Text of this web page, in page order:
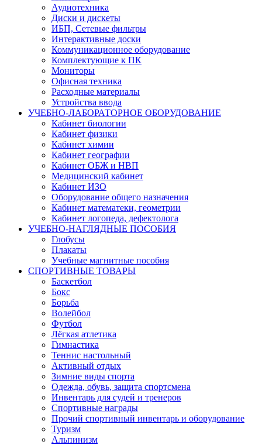
Аудиотехника
Диски и дискеты
ИБП, Сетевые фильтры
Интерактивные доски
Коммуникационное оборудование
Комплектующие к ПК
Мониторы
Офисная техника
Расходные материалы
Устройства ввода
УЧЕБНО-ЛАБОРАТОРНОЕ ОБОРУДОВАНИЕ
Кабинет биологии
Кабинет физики
Кабинет химии
Кабинет географии
Кабинет ОБЖ и НВП
Медицинский кабинет
Кабинет ИЗО
Оборудование общего назначения
Кабинет математеки, геометрии
Кабинет логопеда, дефектолога
УЧЕБНО-НАГЛЯДНЫЕ ПОСОБИЯ
Глобусы
Плакаты
Учебные магнитные пособия
СПОРТИВНЫЕ ТОВАРЫ
Баскетбол
Бокс
Борьба
Волейбол
Футбол
Лёгкая атлетика
Гимнастика
Теннис настольный
Активный отдых
Зимние виды спорта
Одежда, обувь, защита спортсмена
Инвентарь для судей и тренеров
Спортивные награды
Прочий спортивный инвентарь и оборудование
Туризм
Альпинизм